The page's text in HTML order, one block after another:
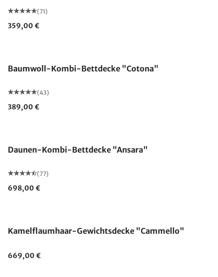
(71)
359,00 €
Baumwoll-Kombi-Bettdecke "Cotona"
(43)
389,00 €
Daunen-Kombi-Bettdecke "Ansara"
(77)
698,00 €
Kamelflaumhaar-Gewichtsdecke "Cammello"
669,00 €